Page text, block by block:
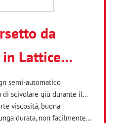
da
Lattice…
semi-automatico
di scivolare giù durante il…
viscosità, buona
durata, non facilmente…